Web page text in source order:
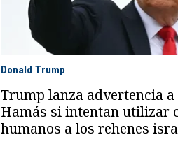
Donald Trump
Trump lanza advertencia
Hamás si intentan utilizar
humanos a los rehenes